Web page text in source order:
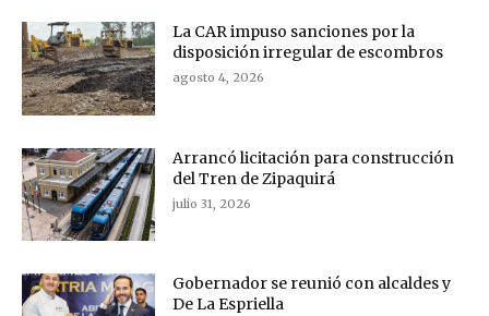
La CAR impuso sanciones por la
disposición irregular de escombros
agosto 4, 2026
Arrancó licitación para construcción
del Tren de Zipaquirá
julio 31, 2026
Gobernador se reunió con alcaldes y
De La Espriella